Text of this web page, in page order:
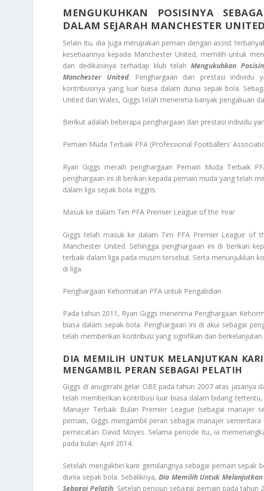
MENGUKUHKAN POSISINYA
DALAM SEJARAH MANCHESTER UNITED
Selain itu, dia juga merupakan pemain dengan assist
kesetiaannya kepada Manchester United, memilih untuk
dan dedikasinya terhadap klub telahMengukuhkan
Manchester United. Penghargaan dan prestasi individu
kontribusinya yang luar biasa dalam dunia sepak bola.
United dan Wales, Giggs telah menerima banyak pengakuan
Berikut adalah beberapa penghargaan dan prestasi individu
Pemain Muda Terbaik PFA (Professional Footballers’
Ryan Giggs meraih penghargaan Pemain Muda Terbaik
penghargaan ini di berikan kepada pemain muda yang telah
dalam liga sepak bola Inggris.
Masuk ke dalam Tim PFA Premier League of the Year
Giggs telah masuk ke dalam Tim PFA Premier League of
Manchester United. Sehingga penghargaan ini di berikan
terbaik dalam liga pada musim tersebut. Serta menunjukkan
di liga.
Penghargaan Kehormatan PFA untuk Pengabdian
Pada tahun 2011, Ryan Giggs menerima Penghargaan
biasa dalam sepak bola. Penghargaan ini di akui sebagai
telah memberikan kontribusi yang signifikan dan
DIA MEMILIH UNTUK MELANJUTKAN
MENGAMBIL PERAN SEBAGAI PELATIH
Giggs di anugerahi gelar OBE pada tahun 2007 atas jasanya
telah memberikan kontribusi luar biasa dalam bidang
Manajer Terbaik Bulan Premier League (sebagai manajer
pemain, Giggs mengambil peran sebagai manajer
pemecatan David Moyes. Selama periode itu, ia
pada bulan April 2014.
Setelah mengakhiri karir gemilangnya sebagai pemain sepak
dunia sepak bola. Sebaliknya,Dia Memilih Untuk Melanjutkan
Sebagai Pelatih. Setelah pensiun sebagai pemain pada